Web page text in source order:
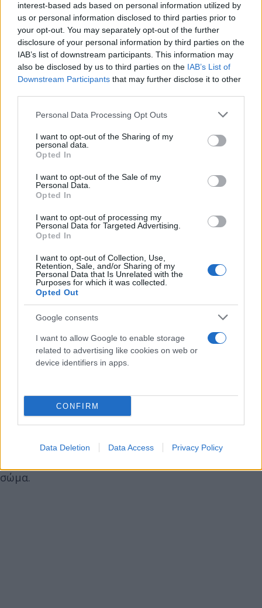
interest-based ads based on personal information utilized by
us or personal information disclosed to third parties prior to
your opt-out. You may separately opt-out of the further
disclosure of your personal information by third parties on the
IAB’s list of downstream participants. This information may
also be disclosed by us to third parties on the IAB’s List of
Downstream Participants that may further disclose it to other
Please note that this website/app uses one or more Google
not limited to your visit or usage behaviour. You may click to
grant or deny consent to Google and its third-party tags to
use your data for below specified purposes in below Google
consent section.
Personal Data Processing Opt Outs
I want to opt-out of the Sharing of my
personal data.
Opted In
I want to opt-out of the Sale of my
Personal Data.
Opted In
I want to opt-out of processing my
Personal Data for Targeted Advertising.
Opted In
I want to opt-out of Collection, Use,
Retention, Sale, and/or Sharing of my
Personal Data that Is Unrelated with the
Purposes for which it was collected.
Opted Out
Google consents
I want to allow Google to enable storage
related to advertising like cookies on web or
device identifiers in apps.
CONFIRM
Data Deletion Data Access Privacy Policy
«τετραεδρικό λόγο», που είναι 1,633 – μια από τις
πιο ισορροπημένες γεωμετρικές μορφές,
επιστημονικά τεκμηριωμένη από το 1917 και
χρησιμοποιούμενη για την πιο αποδοτική
οργάνωση σφαιρικών δομών στο χώρο.
Όπως συμβαίνει με τους κρυστάλλους, τα ορυκτά
ακολουθεί αρχές «πακεταρίσματος» που
αποσκοπούν στη μέγιστη λειτουργικότητα. Αν το
τετραεδρικό σχήμα επαναλαμβάνεται σε διάφορα
σημεία του σώματός μας, αυτό θα σήμαινε ότι η
μικροκλίμακα των ατόμων όσο και στην ανατομία
Η γεωμετρική σοφία του ντα Βίντσι και το
διαισθητικό του μάτι
Αν ο Μακ Σουίνι έχει δίκιο, τότε ο ντα Βίντσι είχε
εντοπίσει έναν καθολικό κανόνα, αιώνες πριν
αυτός τεκμηριωθεί επιστημονικά. Ίσως
διαισθητικά, ο καλλιτέχνης ενσωμάτωσε στις
αναγνωρίζεται ως θεμελιώδης στον φυσικό κόσμο.
Ο ίδιος ο Μακ Σουίνι γράφει πως οι ίδιες
μαθηματικές σχέσεις που εμφανίζονται στα
κρυσταλλικά συστήματα και τις φυσικές δομές,
σώμα.